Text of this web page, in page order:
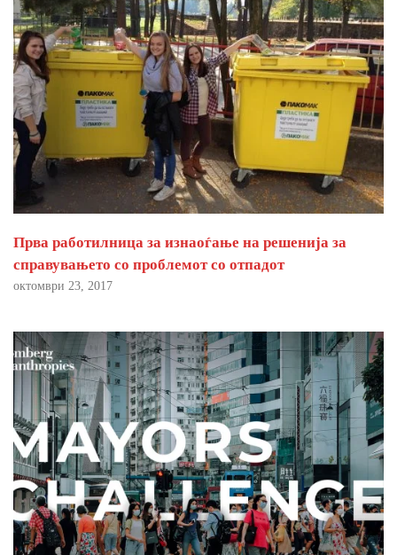
Прва работилница за изнаоѓање на решенија за
справувањето со проблемот со отпадот
октомври 23, 2017